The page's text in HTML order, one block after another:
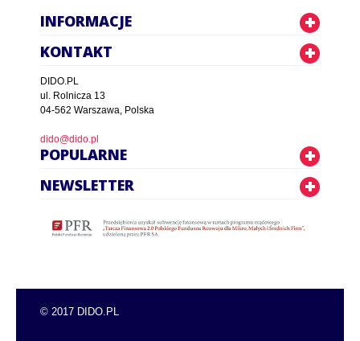
INFORMACJE
KONTAKT
DIDO.PL
ul. Rolnicza 13
04-562 Warszawa, Polska
dido@dido.pl
POPULARNE
NEWSLETTER
© 2017 DIDO.PL